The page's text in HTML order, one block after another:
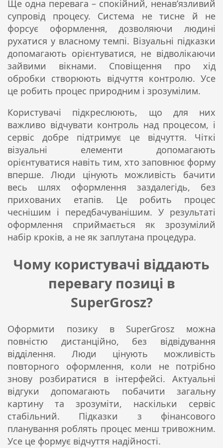
Ще одна перевага – спокійний, ненав’язливий
супровід процесу. Система не тисне й не
форсує оформлення, дозволяючи людині
рухатися у власному темпі. Візуальні підказки
допомагають орієнтуватися, не відволікаючи
зайвими вікнами. Сповіщення про хід
обробки створюють відчуття контролю. Усе
це робить процес природним і зрозумілим.
Користувачі підкреслюють, що для них
важливо відчувати контроль над процесом, і
сервіс добре підтримує це відчуття. Чіткі
візуальні елементи допомагають
орієнтуватися навіть тим, хто заповнює форму
вперше. Люди цінують можливість бачити
весь шлях оформлення заздалегідь, без
прихованих етапів. Це робить процес
чеснішим і передбачуванішим. У результаті
оформлення сприймається як зрозумілий
набір кроків, а не як заплутана процедура.
Чому користувачі віддають
перевагу позиці в
SuperGrosz?
Оформити позику в SuperGrosz можна
повністю дистанційно, без відвідування
відділення. Люди цінують можливість
повторного оформлення, коли не потрібно
знову розбиратися в інтерфейсі. Актуальні
відгуки допомагають побачити загальну
картину та зрозуміти, наскільки сервіс
стабільний. Підказки з фінансового
планування роблять процес менш тривожним.
Усе це формує відчуття надійності.